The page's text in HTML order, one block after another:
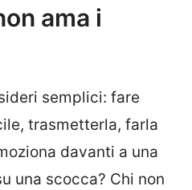
ama i
semplici: fare
trasmetterla, farla
davanti a una
una scocca? Chi non